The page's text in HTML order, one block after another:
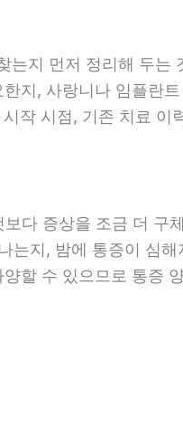
지 먼저 정리해 두
지, 사랑니나 임플
작 시점, 기존 치료
다 증상을 조금 더
는지, 밤에 통증이 심
할 수 있으므로 통증